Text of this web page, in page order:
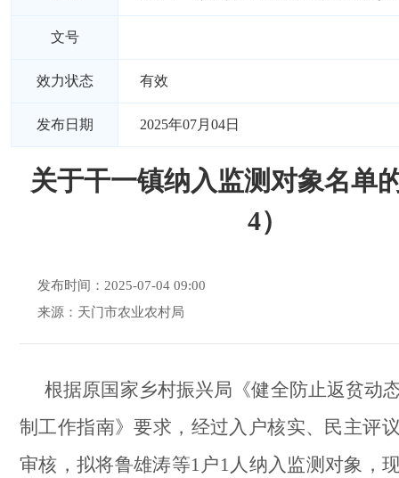
文号
效力状态 有效
发布日期 2025年07月04日
关于干一镇纳入监测对象名单
4）
发布时间：2025-07-04 09:00
来源：天门市农业农村局
根据原国家乡村振兴局《健全防止返贫动
制工作指南》要求，经过入户核实、民主评
审核，拟将鲁雄涛等1 户1 人纳入监测对象，